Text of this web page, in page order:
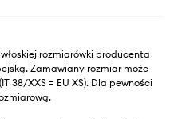
rozmiarówki producenta
Zamawiany rozmiar może
38/XXS = EU XS). Dla pewności